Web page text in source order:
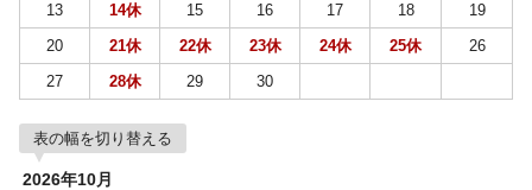
13 14休 15 16 17 18
19
20
21休 22休 23休 24休 25休
26
27
28休 29 30
表の幅を切り替える
2026年10月